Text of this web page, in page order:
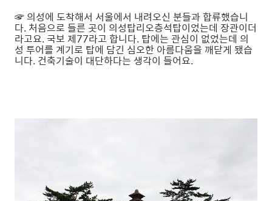
☞ 의성에 도착해서 서울에서 내려오신 분들과 합류했습니
다. 처음으로 들른 곳이 의성탑리오층석탑이었는데 장관이더
라고요. 국보 제77라고 합니다. 탑에는 관심이 없었는데 의
성 투어를 계기로 탑에 담긴 심오한 아름다움을 깨닫게 됐습
니다. 건축기술이 대단하다는 생각이 들어요.